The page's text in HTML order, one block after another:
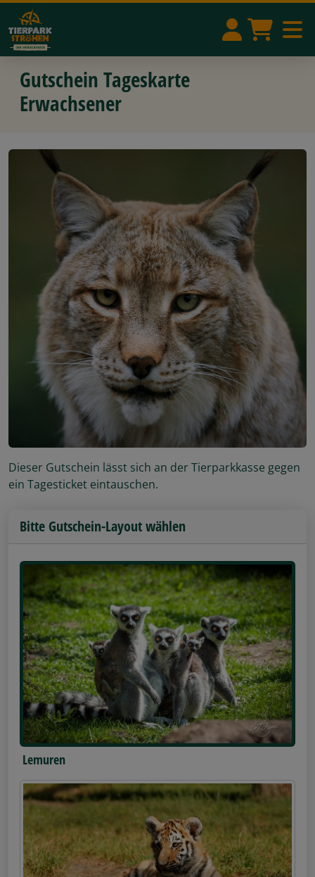
Gutschein Tageskarte
Erwachsener
Dieser Gutschein lässt sich an der Tierparkkasse gegen
ein Tagesticket eintauschen.
Bitte Gutschein-Layout wählen
Lemuren